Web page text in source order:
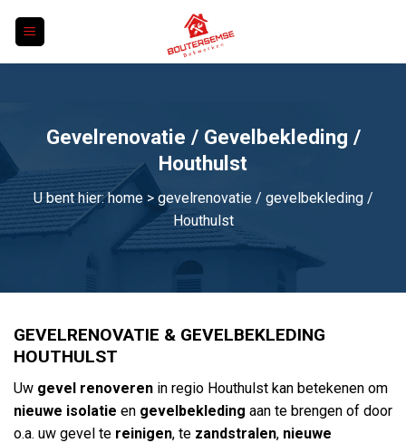
Gevelrenovatie / Gevelbekleding /
Houthulst
U bent hier:home> gevelrenovatie / gevelbekleding /
Houthulst
GEVELRENOVATIE & GEVELBEKLEDING
HOUTHULST
Uw gevel renoveren in regio Houthulst kan betekenen om
nieuwe isolatie en gevelbekleding aan te brengen of door
o.a. uw gevel te reinigen, te zandstralen, nieuwe